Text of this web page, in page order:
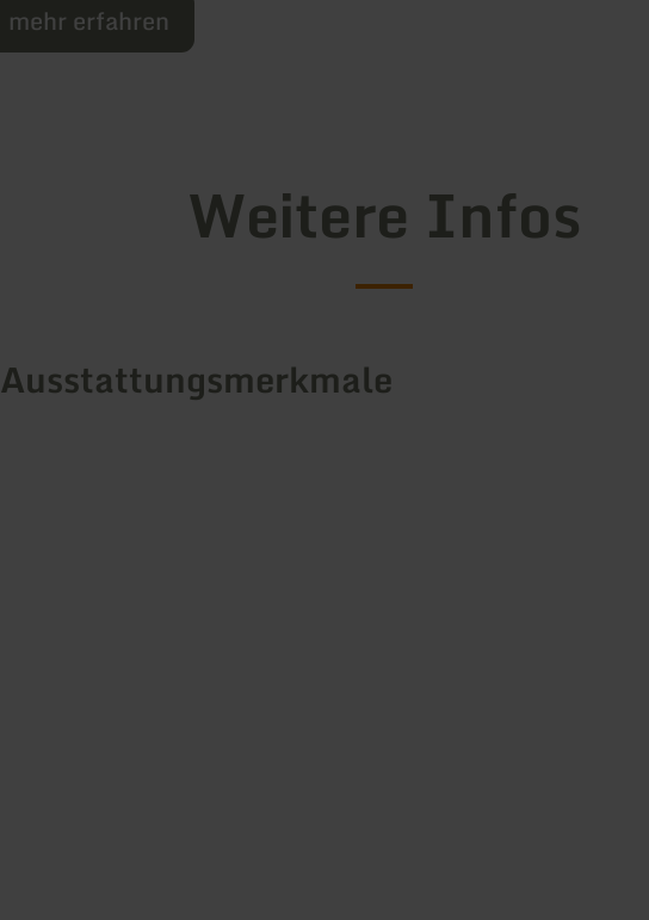
mehr erfahren
Weitere Infos
Ausstattungsmerkmale